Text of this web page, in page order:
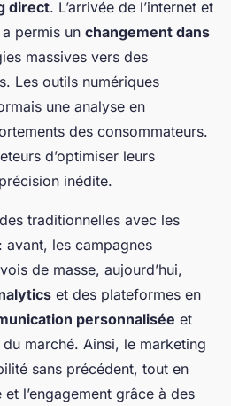
direct. L’arrivée de l’internet et
permis un changement dans
massives vers des
Les outils numériques
une analyse en
des consommateurs.
d’optimiser leurs
inédite.
traditionnelles avec les
les campagnes
de masse, aujourd’hui,
et des plateformes en
personnalisée et
marché. Ainsi, le marketing
sans précédent, tout en
l’engagement grâce à des